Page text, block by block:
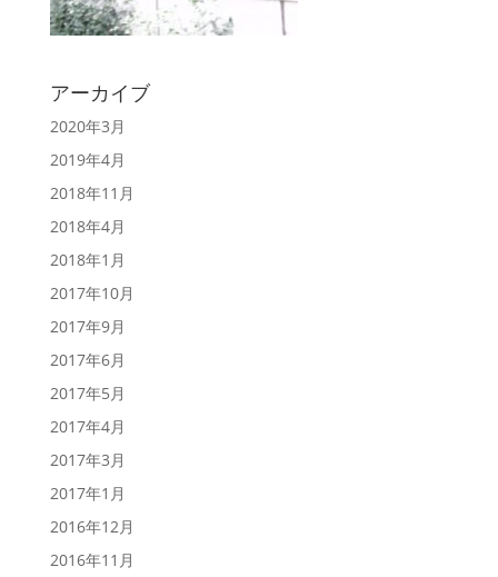
アーカイブ
2020年3月
2019年4月
2018年11月
2018年4月
2018年1月
2017年10月
2017年9月
2017年6月
2017年5月
2017年4月
2017年3月
2017年1月
2016年12月
2016年11月